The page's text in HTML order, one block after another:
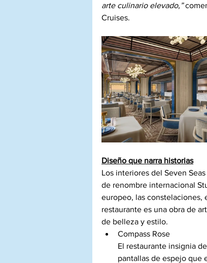
arte culinario elevado,”
Cruises.
Diseño que narra historias
Los interiores del Seven
de renombre internacional
europeo, las constelaciones,
restaurante es una obra de
de belleza y estilo.
Compass Rose
El restaurante insignia
pantallas de espejo que